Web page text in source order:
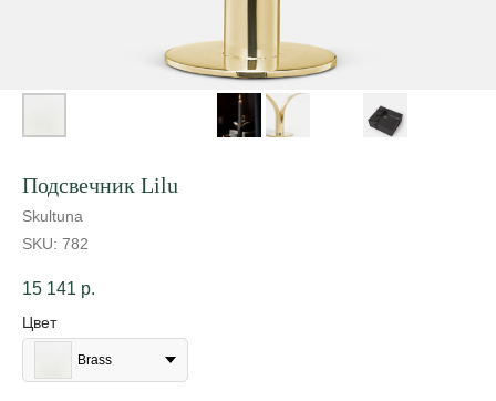
Подсвечник Lilu
Skultuna
SKU: 782
15 141 р.
Цвет
Brass